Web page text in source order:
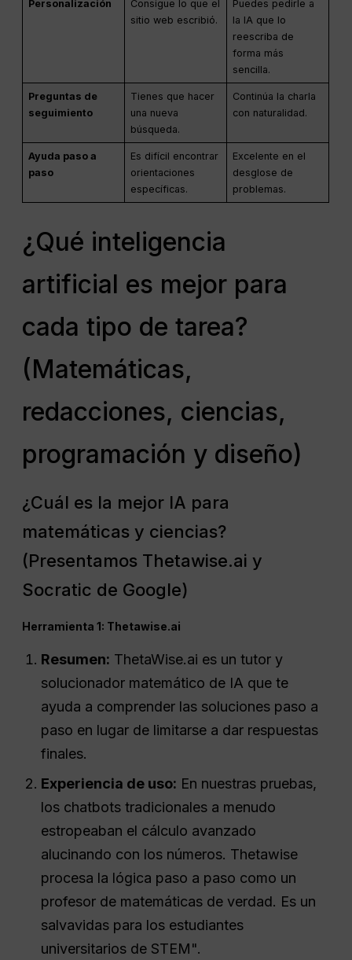
Personalización
Consigue lo que el
sitio web escribió.
Puedes pedirle a
la IA que lo
reescriba de
forma más
sencilla.
Preguntas de
seguimiento
Tienes que hacer
una nueva
búsqueda.
Continúa la charla
con naturalidad.
Ayuda paso a
paso
Es difícil encontrar
orientaciones
específicas.
Excelente en el
desglose de
problemas.
¿Qué inteligencia
artificial es mejor para
cada tipo de tarea?
(Matemáticas,
redacciones, ciencias,
programación y diseño)
¿Cuál es la mejor IA para
matemáticas y ciencias?
(Presentamos Thetawise.ai y
Socratic de Google)
Herramienta 1: Thetawise.ai
Resumen: ThetaWise.ai es un tutor y
solucionador matemático de IA que te
ayuda a comprender las soluciones paso a
paso en lugar de limitarse a dar respuestas
finales.
Experiencia de uso: En nuestras pruebas,
los chatbots tradicionales a menudo
estropeaban el cálculo avanzado
alucinando con los números. Thetawise
procesa la lógica paso a paso como un
profesor de matemáticas de verdad. Es un
salvavidas para los estudiantes
universitarios de STEM".